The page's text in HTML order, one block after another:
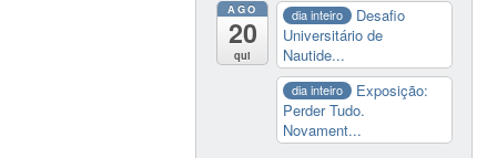
AGO
20
qui
dia inteiro
Desafio
Universitário de
Nautide...
dia inteiro
Exposição:
Perder Tudo.
Novament...